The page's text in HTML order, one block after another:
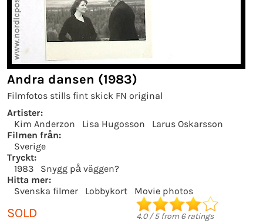
Andra dansen (1983)
Filmfotos stills fint skick FN original
Artister:
Kim Anderzon
Lisa Hugosson
Larus Oskarsson
Filmen från:
Sverige
Tryckt:
1983
Snygg på väggen?
Hitta mer:
Svenska filmer
Lobbykort Movie photos
SOLD 4.0/5from 6ratings